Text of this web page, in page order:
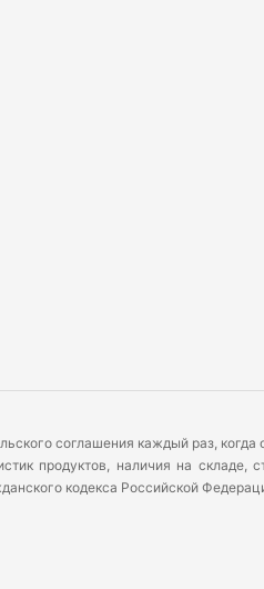
соглашения каждый раз,
продуктов, наличия на
кодекса Российской